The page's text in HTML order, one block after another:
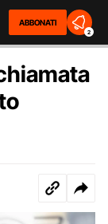
ABBONATI
2